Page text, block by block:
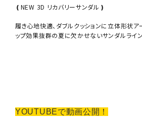
❪NEW 3D リカバリーサンダル❫
履き心地快適、ダブルクッションに立体形状ア
ップ効果抜群の夏に欠かせないサンダルライ
YOUTUBEで動画公開！